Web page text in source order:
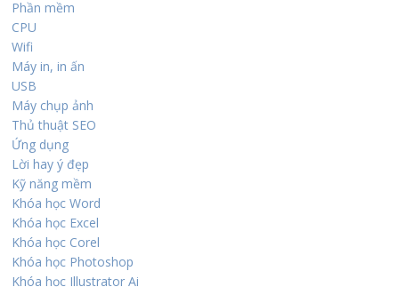
Phần mềm
CPU
Wifi
Máy in, in ấn
USB
Máy chụp ảnh
Thủ thuật SEO
Ứng dụng
Lời hay ý đẹp
Kỹ năng mềm
Khóa học Word
Khóa học Excel
Khóa học Corel
Khóa học Photoshop
Khóa học Illustrator Ai